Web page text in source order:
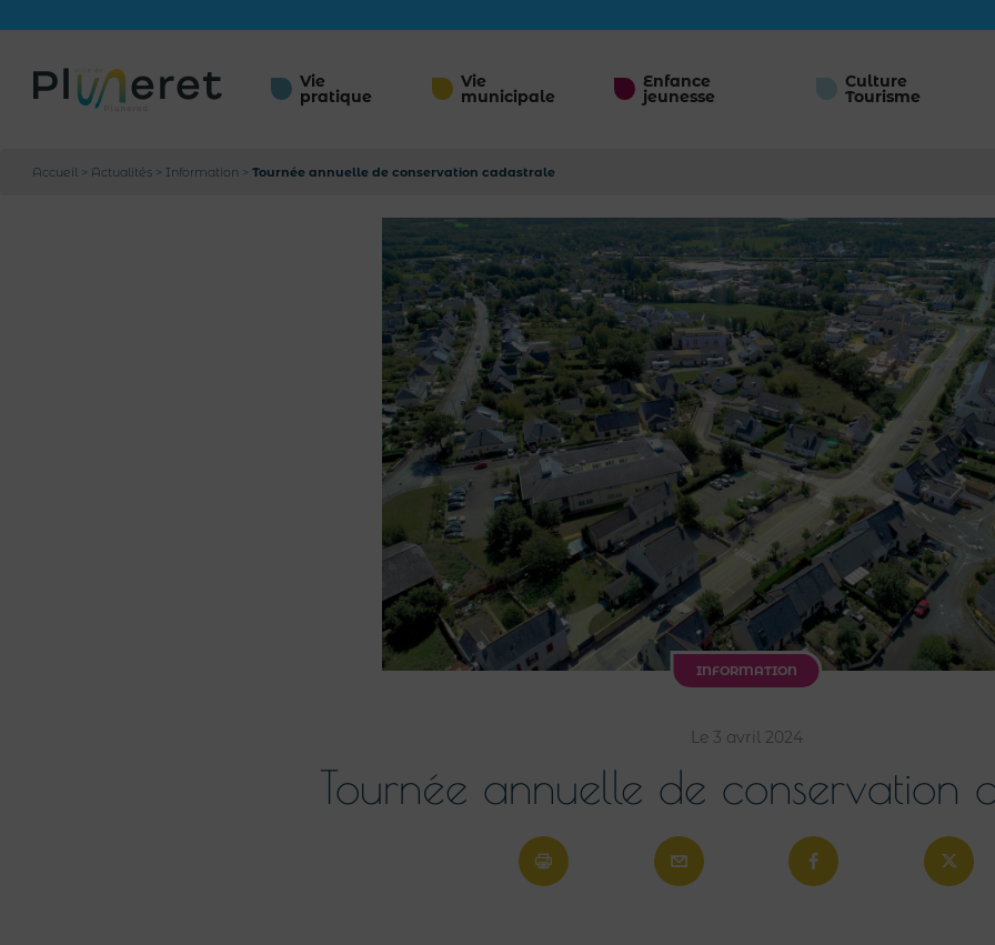
Vie
pratique
Vie
municipale
Enfance
jeunesse
Culture
Tourisme
Accueil > Actualités > Information > Tournée annuelle de conservation cadastrale
INFORMATION
Le 3 avril 2024
Tournée annuelle de conservation